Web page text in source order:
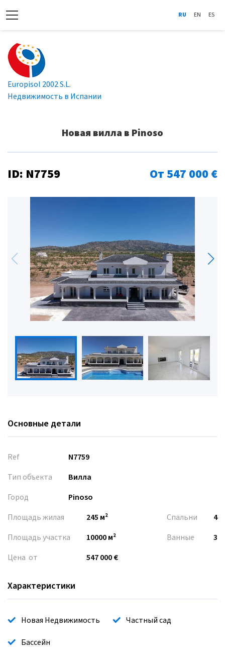
RU EN ES
Europisol 2002 S.L.
Недвижимость в Испании
Новая вилла в Pinoso
ID: N7759 От 547 000 €
Основные детали
Ref
N7759
Тип объекта
Вилла
Город
Pinoso
Площадь жилая
245 м²
Площадь участка
10000 м²
Цена от
547 000 €
Спальни
4
Ванные
3
Характеристики
Новая Недвижимость
Частный сад
Бассейн